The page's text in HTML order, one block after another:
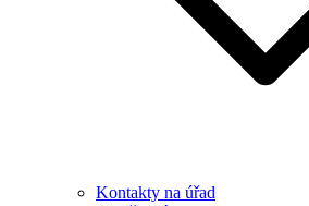
Kontakty na úřad